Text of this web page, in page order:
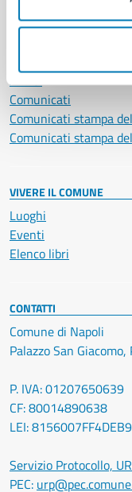
Avvisi
Comunicati
Comunicati stampa
Comunicati stampa
VIVERE IL COMUNE
Luoghi
Eventi
Elenco libri
CONTATTI
Comune di Napoli
Palazzo San
P. IVA: 01207650639
CF: 80014890638
LEI:
Servizio Protocollo,
PEC: